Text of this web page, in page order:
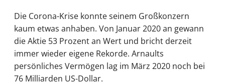
Die Corona-Krise konnte seinem Großkonzern
kaum etwas anhaben. Von Januar 2020 an gewann
die Aktie 53 Prozent an Wert und bricht derzeit
immer wieder eigene Rekorde. Arnaults
persönliches Vermögen lag im März 2020 noch bei
76 Milliarden US-Dollar.